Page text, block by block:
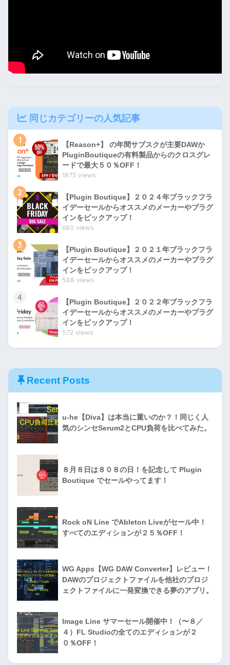
同じカテゴリーの人気記事
1
【Reason+】 の年間サブスクが主要DAWか
PluginBoutiqueの有料製品からのクロスグレ
ードで最大５０％OFF！
1873 views
2
【Plugin Boutique】２０２４年ブラックフラ
イデーセールからオススメのメーカーやプラグ
インをピックアップ！
680 views
3
【Plugin Boutique】２０２１年ブラックフラ
イデーセールからオススメのメーカーやプラグ
インをピックアップ！
588 views
4
【Plugin Boutique】２０２２年ブラックフラ
イデーセールからオススメのメーカーやプラグ
インをピックアップ！
572 views
Recent Posts
u-he【Diva】は本当に重いのか？！同じく人
気のシンセSerum2とCPU負荷を比べてみた。
８月８日は８０８の日！を記念して Plugin
Boutique でセールやってます！
Rock oN Line でAbleton Liveがセール中！
すべてのエディションが２５％OFF！
WG Apps【WG DAW Converter】レビュー！
DAWのプロジェクトファイルを他社のプロジ
ェクトファイルに一発変換できる夢のアプリ。
Image Line サマーセール開催中！（〜８／
４）FL Studioの全てのエディションが２
０％OFF！